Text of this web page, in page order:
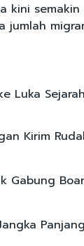
kini
jumlah
Luka Sejarah
Kirim
Gabung